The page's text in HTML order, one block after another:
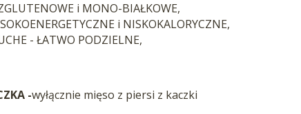
i MONO-BIAŁKOWE,
i NISKOKALORYCZNE,
- ŁATWO PODZIELNE,
-wyłącznie mięso z piersi z kaczki